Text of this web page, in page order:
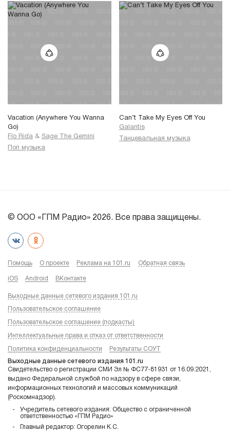
Vacation (Anywhere You Wanna
Go)
Flo Rida & Sage The Gemini
Поп музыка
Can’t Take My Eyes Off You
Galantis
Танцевальная музыка
© ООО «ГПМ Радио» 2026. Все права защищены.
Помощь О проекте Реклама на 101.ru Обратная связь
iOS Android ВКонтакте
Выходные данные сетевого издания 101.ru
Пользовательское соглашение
Пользовательское соглашение (подкасты)
Интеллектуальные права и отказ от ответственности
Политика конфиденциальности Результаты СОУТ
Выходные данные сетевого издания 101.ru
Свидетельство о регистрации СМИ Эл № ФС77-81931 от 16.09.2021,
выдано Федеральной службой по надзору в сфере связи,
информационных технологий и массовых коммуникаций
(Роскомнадзор).
Учредитель сетевого издания: Общество с ограниченной
ответственностью «ГПМ Радио»
Главный редактор: Огорелин К.С.